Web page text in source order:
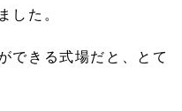
した。
できる式場だと、とて